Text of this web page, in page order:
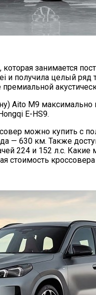
занимается
и получила целый
премиальной
Aito M9
E-HS9.
можно купить с
— 630 км. Также
224 и 152 л.с.
стоимость